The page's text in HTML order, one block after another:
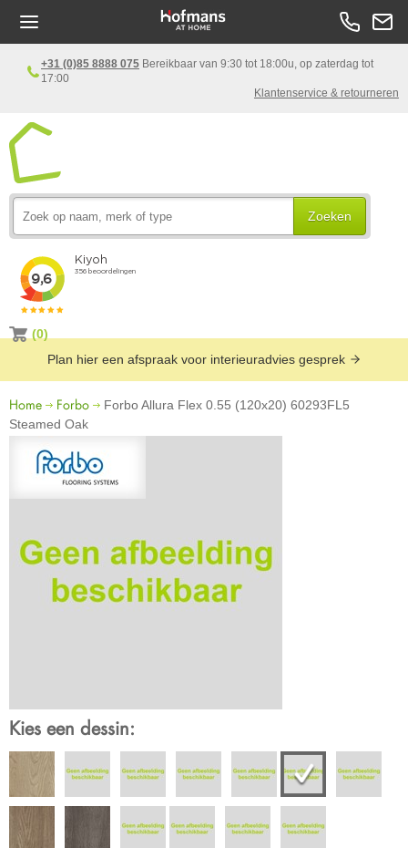
+31 (0)85 8888 075 Bereikbaar van 9:30 tot 18:00u, op zaterdag tot
17:00
Klantenservice & retourneren
Zoeken
(0)
Plan hier een afspraak voor interieuradvies gesprek
Home Forbo
Forbo Allura Flex 0.55 (120x20) 60293FL5
Steamed Oak
Kies een dessin: